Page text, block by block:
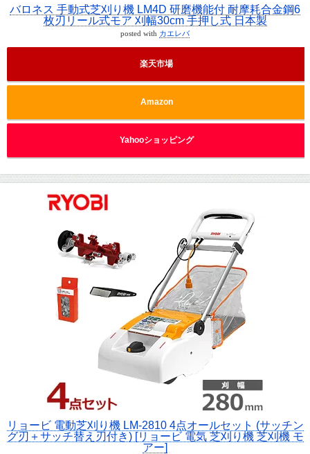
バロネス 手動式芝刈り機 LM4D 研磨機能付 耐摩耗合金鋼6
枚刃リール式モア 刈幅30cm 手押し式 日本製
posted with カエレバ
楽天市場
Amazon
Yahooショッピング
リョービ 電動芝刈り機 LM-2810 4点オールセット (サッチン
グ刃＋サッチ替え刃付き) [リョービ 電気 芝刈り機 芝刈機 モ
アー]